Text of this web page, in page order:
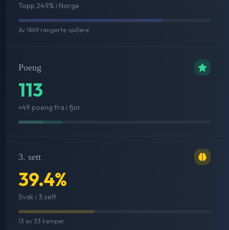
Topp 24.9% i Norge
Av 1869 rangerte spillere
Poeng
113
+49 poeng fra i fjor
3. sett
39.4%
Svak i 3.sett
13 av 33 kamper